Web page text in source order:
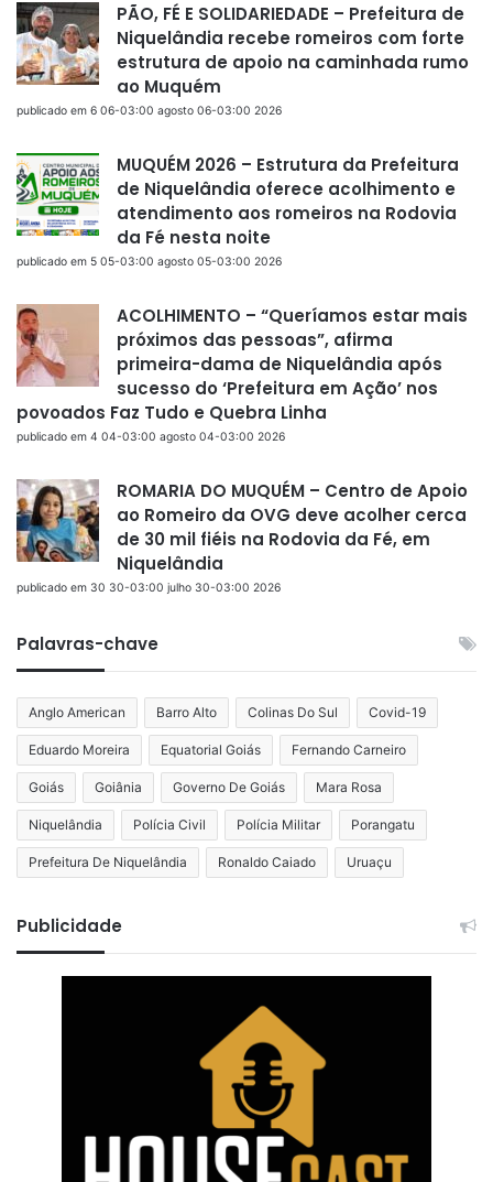
PÃO, FÉ E SOLIDARIEDADE – Prefeitura de
Niquelândia recebe romeiros com forte
estrutura de apoio na caminhada rumo
ao Muquém
publicado em 6 06-03:00 agosto 06-03:00 2026
MUQUÉM 2026 – Estrutura da Prefeitura
de Niquelândia oferece acolhimento e
atendimento aos romeiros na Rodovia
da Fé nesta noite
publicado em 5 05-03:00 agosto 05-03:00 2026
ACOLHIMENTO – “Queríamos estar mais
próximos das pessoas”, afirma
primeira-dama de Niquelândia após
sucesso do ‘Prefeitura em Ação’ nos
povoados Faz Tudo e Quebra Linha
publicado em 4 04-03:00 agosto 04-03:00 2026
ROMARIA DO MUQUÉM – Centro de Apoio
ao Romeiro da OVG deve acolher cerca
de 30 mil fiéis na Rodovia da Fé, em
Niquelândia
publicado em 30 30-03:00 julho 30-03:00 2026
Palavras-chave
Anglo American Barro Alto Colinas Do Sul Covid-19
Eduardo Moreira Equatorial Goiás Fernando Carneiro
Goiás Goiânia Governo De Goiás Mara Rosa
Niquelândia Polícia Civil Polícia Militar Porangatu
Prefeitura De Niquelândia Ronaldo Caiado Uruaçu
Publicidade